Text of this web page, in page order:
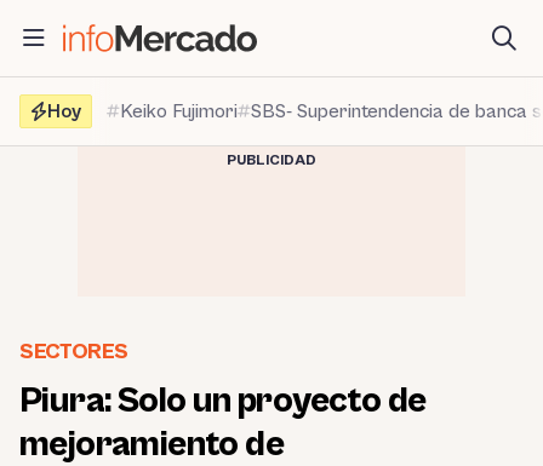
contenido
Hoy
Keiko Fujimori SBS- Superintendencia de banca
PUBLICIDAD
SECTORES
Piura: Solo un proyecto de
mejoramiento de